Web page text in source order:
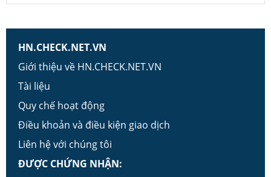
HN.CHECK.NET.VN
Giới thiệu về HN.CHECK.NET.VN
Tài liệu
Quy chế hoạt động
Điều khoản và điều kiện giao dịch
Liên hệ với chúng tôi
ĐƯỢC CHỨNG NHẬN: